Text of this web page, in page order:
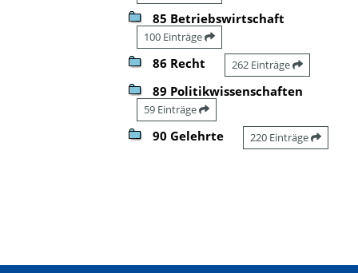
85 Betriebswirtschaft
100 Einträge
86 Recht 262 Einträge
89 Politikwissenschaften
59 Einträge
90 Gelehrte 220 Einträge